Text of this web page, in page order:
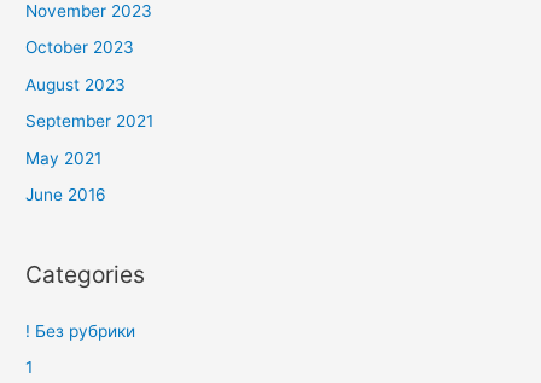
November 2023
October 2023
August 2023
September 2021
May 2021
June 2016
Categories
! Без рубрики
1